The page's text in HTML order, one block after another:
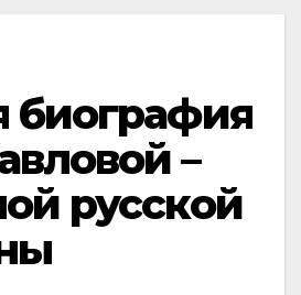
биография
–
русской